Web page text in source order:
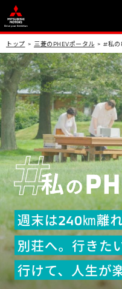
トップ 三菱のPHEVポータル #私の